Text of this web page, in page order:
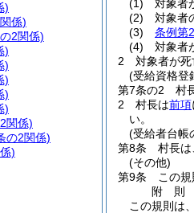
(1)
対象者
(2)
対象者
(3)
条例第
(4)
対象者
2
対象者が
(受給資格登
第7条の2
村
2
村長は前項
い。
(受給者台帳
第8条
村長
(その他)
第9条
この
附 則
この規則は
)
係)
2関係)
)
)
)
)
)
関係)
の2関係)
)